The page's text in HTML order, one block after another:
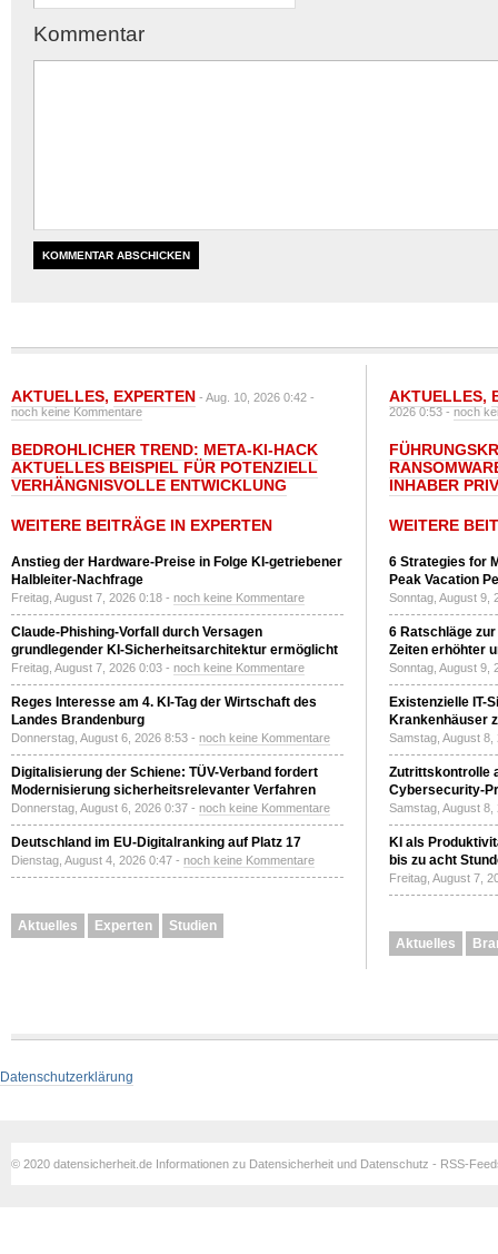
Kommentar
AKTUELLES, EXPERTEN - Aug. 10, 2026 0:42 -
noch keine Kommentare
BEDROHLICHER TREND: META-KI-HACK
AKTUELLES BEISPIEL FÜR POTENZIELL
VERHÄNGNISVOLLE ENTWICKLUNG
WEITERE BEITRÄGE IN EXPERTEN
Anstieg der Hardware-Preise in Folge KI-getriebener
Halbleiter-Nachfrage
Freitag, August 7, 2026 0:18 - noch keine Kommentare
Claude-Phishing-Vorfall durch Versagen
grundlegender KI-Sicherheitsarchitektur ermöglicht
Freitag, August 7, 2026 0:03 - noch keine Kommentare
Reges Interesse am 4. KI-Tag der Wirtschaft des
Landes Brandenburg
Donnerstag, August 6, 2026 8:53 - noch keine Kommentare
Digitalisierung der Schiene: TÜV-Verband fordert
Modernisierung sicherheitsrelevanter Verfahren
Donnerstag, August 6, 2026 0:37 - noch keine Kommentare
Deutschland im EU-Digitalranking auf Platz 17
Dienstag, August 4, 2026 0:47 - noch keine Kommentare
Aktuelles Experten Studien
AKTUELLES,
2026 0:53 -noch
INHABER
WEITERE
6 Strategies for
Peak Vacation
Sonntag, August 9,
6 Ratschläge
Zeiten erhöhter
Sonntag, August 9,
Existenzielle IT-
Krankenhäuser
Samstag, August
Zutrittskontrolle
Cybersecurity-
Samstag, August
KI als
bis zu acht
Freitag, August 7,
Aktuelles
Datenschutzerklärung
© 2020 datensicherheit.de Informationen zu Datensicherheit und Datenschutz - RSS-